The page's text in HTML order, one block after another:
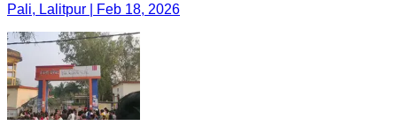
Pali, Lalitpur | Feb 18, 2026